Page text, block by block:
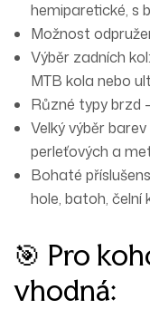
hemiparetické, s
Možnost
Výběr zadních kol
MTB kola nebo
Různé typy brzd
Velký výběr
perleťových a
Bohaté
hole, batoh, čelní
🎯 Pro
vhodná: